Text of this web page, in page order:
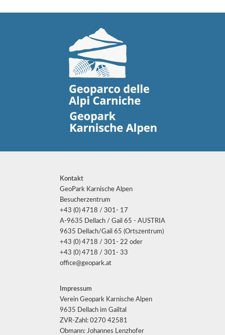
Kontakt
GeoPark Karnische Alpen
Besucherzentrum
+43 (0) 4718 / 301- 17
A-9635 Dellach / Gail 65 - AUSTRIA
9635 Dellach/Gail 65 (Ortszentrum)
+43 (0) 4718 / 301- 22 oder
+43 (0) 4718 / 301- 33
office@geopark.at
Impressum
Verein Geopark Karnische Alpen
9635 Dellach im Gailtal
ZVR-Zahl: 0270 42581
Obmann: Johannes Lenzhofer